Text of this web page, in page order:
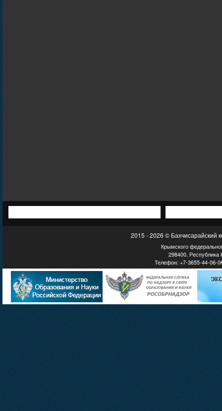
2015 - 2026 © Бахчисарайский
Крымского
298400, Республика
Телефон: +7-3655-44-06-